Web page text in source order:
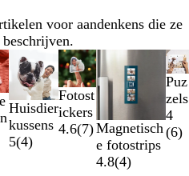
voor aandenkens die ze
Huisdier
kussens
5(4)
Fotost
ickers
4.6(7)Magnetisch
e fotostrips
4.8(4)
Puz
zels
4
(6)